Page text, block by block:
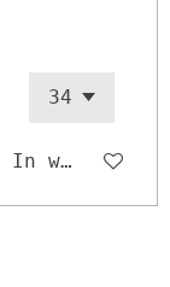
In